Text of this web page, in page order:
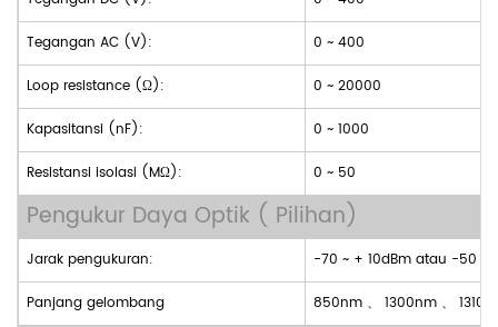
Tegangan AC (V): 0 ~ 400
Loop resistance (Ω): 0 ~ 20000
Kapasitansi (nF): 0 ~ 1000
Resistansi isolasi (MΩ): 0 ~ 50
Pengukur Daya Optik ( Pilihan)
Jarak pengukuran: -70 ~ + 10dBm atau -50 ~
Panjang gelombang 850nm 、 1300nm 、